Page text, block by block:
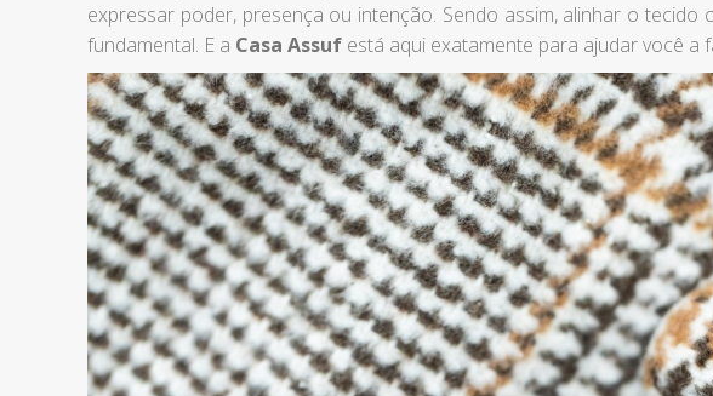
expressar poder, presença ou intenção. Sendo assim, alinhar o
fundamental. E a Casa Assuf está aqui exatamente para ajudar você a